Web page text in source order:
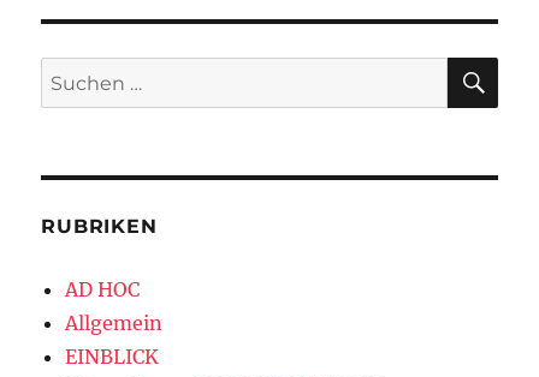
Suchen
nach:
RUBRIKEN
AD HOC
Allgemein
EINBLICK